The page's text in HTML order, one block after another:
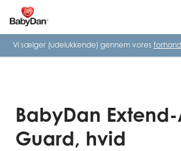
Vi sælger (udelukkende) gennem vores
BabyDan
Guard, hvid